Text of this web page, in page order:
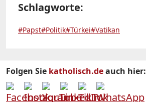
Schlagworte:
#Papst#Politik#Türkei#Vatikan
Folgen Sie katholisch.deauch hier: